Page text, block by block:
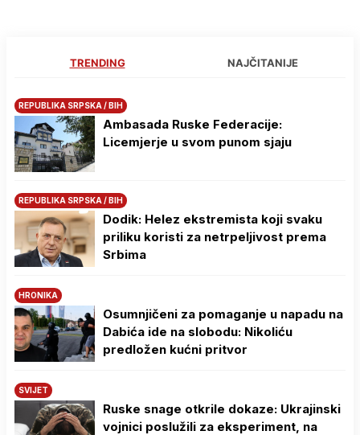
TRENDING NAJČITANIJE
REPUBLIKA SRPSKA / BIH
Ambasada Ruske Federacije:
Licemjerje u svom punom sjaju
REPUBLIKA SRPSKA / BIH
Dodik: Helez ekstremista koji svaku
priliku koristi za netrpeljivost prema
Srbima
HRONIKA
Osumnjičeni za pomaganje u napadu na
Dabića ide na slobodu: Nikoliću
predložen kućni pritvor
SVIJET
Ruske snage otkrile dokaze: Ukrajinski
vojnici poslužili za eksperiment, na